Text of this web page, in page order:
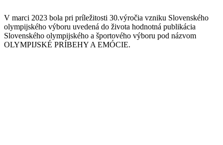
V marci 2023 bola pri príležitosti 30.výročia vzniku Slovenského
olympijského výboru uvedená do života hodnotná publikácia
Slovenského olympijského a športového výboru pod názvom
OLYMPIJSKÉ PRÍBEHY A EMÓCIE.